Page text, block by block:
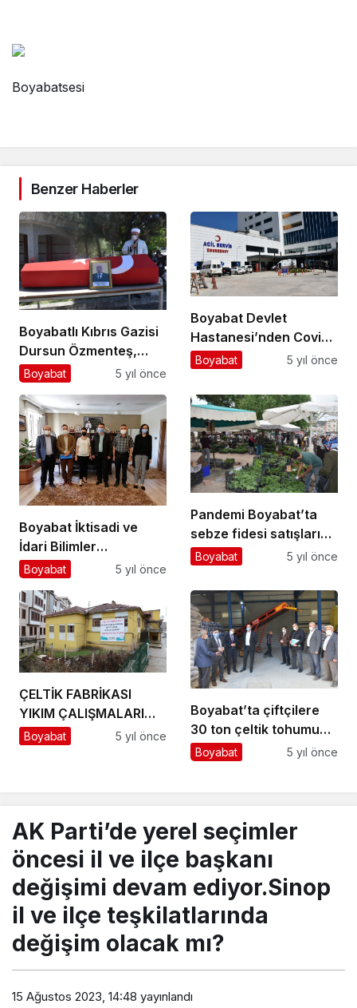
Boyabatsesi
Benzer Haberler
Boyabatlı Kıbrıs Gazisi
Dursun Özmenteş,
askeri törenle son
Boyabat 5 yıl önce
Boyabat Devlet
Hastanesi’nden Covid-
19 aşısı açıklaması
Boyabat 5 yıl önce
Boyabat İktisadi ve
İdari Bilimler
Fakültesinden,Boyabat
Boyabat 5 yıl önce
Pandemi Boyabat’ta
sebze fidesi satışlarını
patlattı
Boyabat 5 yıl önce
ÇELTİK FABRİKASI
YIKIM ÇALIŞMALARI
BAŞLADI
Boyabat 5 yıl önce
Boyabat’ta çiftçilere
30 ton çeltik tohumu
dağıtıldı
Boyabat 5 yıl önce
AK Parti’de yerel seçimler
öncesi il ve ilçe başkanı
değişimi devam ediyor.Sinop
il ve ilçe teşkilatlarında
değişim olacak mı?
15 Ağustos 2023, 14:48 yayınlandı